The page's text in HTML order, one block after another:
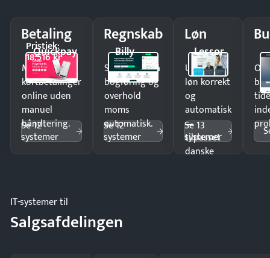
Betaling
Quickpay
Pristjek:
18.516 kr
Modtag
kortbetalinger
online uden
manuel
håndtering.
Se 12
systemer
Regnskab
Billy
Spar timer på
bogføring og
overhold
moms
automatisk.
Se 12
systemer
Løn
Lessor
Udbetal
løn korrekt
og
automatisk
—
tilpasset
danske
Se 13
systemer
IT-systemer til
Salgsafdelingen